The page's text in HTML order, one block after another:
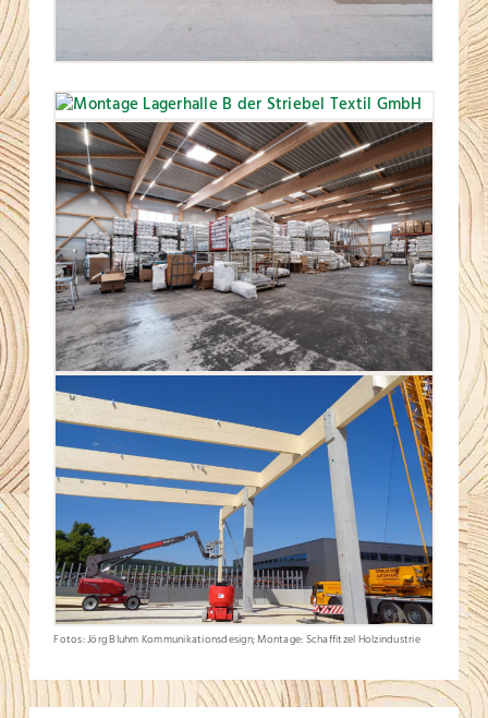
Fotos: Jörg Bluhm Kommunikationsdesign; Montage: Schaffitzel Holzindustrie